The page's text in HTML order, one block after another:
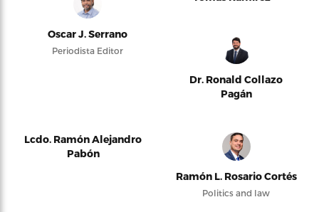
Oscar J. Serrano
Periodista Editor
Dr. Ronald Collazo
Pagán
Lcdo. Ramón Alejandro
Pabón
Ramón L. Rosario Cortés
Politics and law